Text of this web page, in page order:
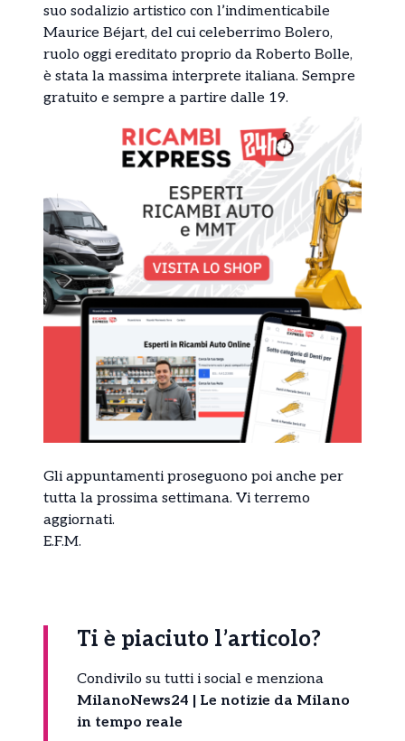
suo sodalizio artistico con l’indimenticabile
Maurice Béjart, del cui celeberrimo Bolero,
ruolo oggi ereditato proprio da Roberto Bolle,
è stata la massima interprete italiana. Sempre
gratuito e sempre a partire dalle 19.
Gli appuntamenti proseguono poi anche per
tutta la prossima settimana. Vi terremo
aggiornati.
E.F.M.
Ti è piaciuto l’articolo?
Condivilo su tutti i social e menziona
MilanoNews24 | Le notizie da Milano
in tempo reale